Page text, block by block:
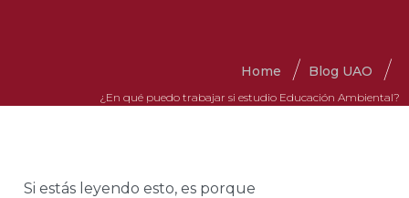
Home Blog UAO
¿En qué puedo trabajar si estudio Educación Ambiental?
Si estás leyendo esto, es porque